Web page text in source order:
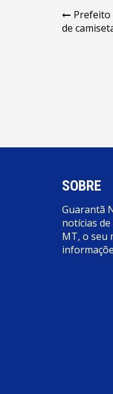
de
Prefeito
de
SOBRE
Guarantã
notícias
MT, o seu